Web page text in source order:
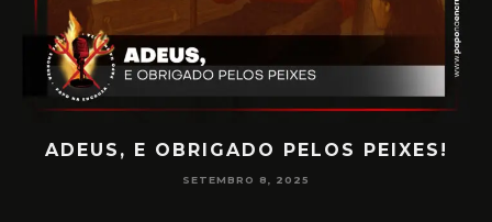
PAPO NA ENCRUZA 180 – CONSCIÊNCIA